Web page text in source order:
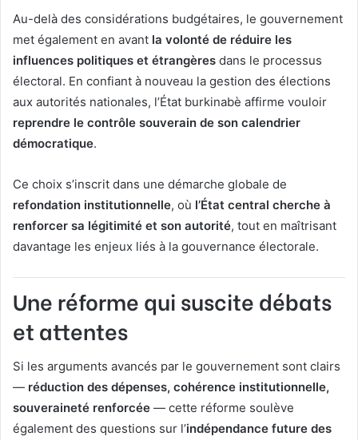
Au-delà des considérations budgétaires, le gouvernement
met également en avant la volonté de réduire les
influences politiques et étrangères dans le processus
électoral. En confiant à nouveau la gestion des élections
aux autorités nationales, l’État burkinabè affirme vouloir
reprendre le contrôle souverain de son calendrier
démocratique.
Ce choix s’inscrit dans une démarche globale de
refondation institutionnelle, où l’État central cherche à
renforcer sa légitimité et son autorité, tout en maîtrisant
davantage les enjeux liés à la gouvernance électorale.
Une réforme qui suscite débats
et attentes
Si les arguments avancés par le gouvernement sont clairs
— réduction des dépenses, cohérence institutionnelle,
souveraineté renforcée — cette réforme soulève
également des questions sur l’indépendance future des